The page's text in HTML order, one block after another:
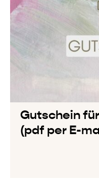
Gutschein
(pdf per E-